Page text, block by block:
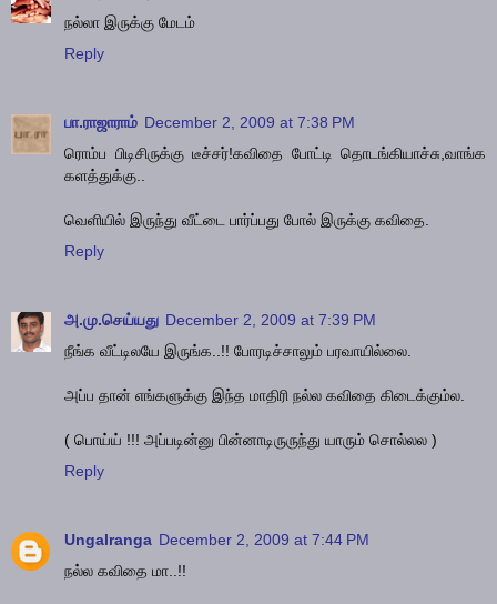
நல்லா இருக்கு மேடம்
Reply
பா.ராஜாராம் December 2, 2009 at 7:38 PM
ரொம்ப பிடிசிருக்கு டீச்சர்!கவிதை போட்டி தொடங்கியாச்சு,வாங்க
களத்துக்கு..
வெளியில் இருந்து வீட்டை பார்ப்பது போல் இருக்கு கவிதை.
Reply
அ.மு.செய்யது December 2, 2009 at 7:39 PM
நீங்க வீட்டிலயே இருங்க..!! போரடிச்சாலும் பரவாயில்லை.
அப்ப தான் எங்களுக்கு இந்த மாதிரி நல்ல கவிதை கிடைக்கும்ல.
( பொய்ய் !!! அப்படின்னு பின்னாடிருருந்து யாரும் சொல்லல )
Reply
Ungalranga December 2, 2009 at 7:44 PM
நல்ல கவிதை மா..!!